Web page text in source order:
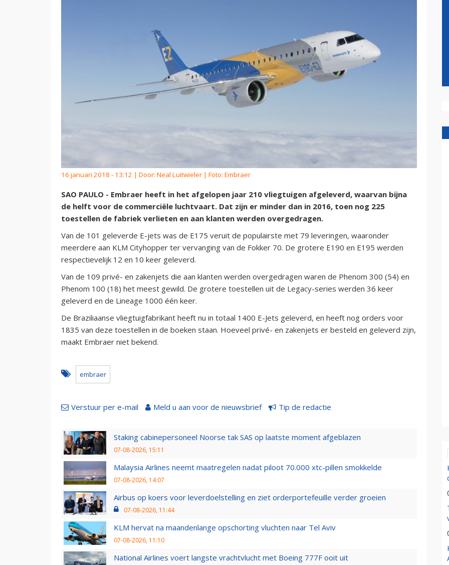
16 januari 2018 - 13:12 | Door: Neal Luitwieler | Foto: Embraer
SAO PAULO - Embraer heeft in het afgelopen jaar 210 vliegtuigen afgeleverd, waarvan bijna
de helft voor de commerciële luchtvaart. Dat zijn er minder dan in 2016, toen nog 225
toestellen de fabriek verlieten en aan klanten werden overgedragen.
Van de 101 geleverde E-jets was de E175 veruit de populairste met 79 leveringen, waaronder
meerdere aan KLM Cityhopper ter vervanging van de Fokker 70. De grotere E190 en E195 werden
respectievelijk 12 en 10 keer geleverd.
Van de 109 privé- en zakenjets die aan klanten werden overgedragen waren de Phenom 300 (54) en
Phenom 100 (18) het meest gewild. De grotere toestellen uit de Legacy-series werden 36 keer
geleverd en de Lineage 1000 één keer.
De Braziliaanse vliegtuigfabrikant heeft nu in totaal 1400 E-Jets geleverd, en heeft nog orders voor
1835 van deze toestellen in de boeken staan. Hoeveel privé- en zakenjets er besteld en geleverd zijn,
maakt Embraer niet bekend.
embraer
Verstuur per e-mail Meld u aan voor de nieuwsbrief Tip de redactie
Staking cabinepersoneel Noorse tak SAS op laatste moment afgeblazen
07-08-2026, 15:11
Malaysia Airlines neemt maatregelen nadat piloot 70.000 xtc-pillen smokkelde
07-08-2026, 14:07
Airbus op koers voor leverdoelstelling en ziet orderportefeuille verder groeien
07-08-2026, 11:44
KLM hervat na maandenlange opschorting vluchten naar Tel Aviv
07-08-2026, 11:10
National Airlines voert langste vrachtvlucht met Boeing 777F ooit uit